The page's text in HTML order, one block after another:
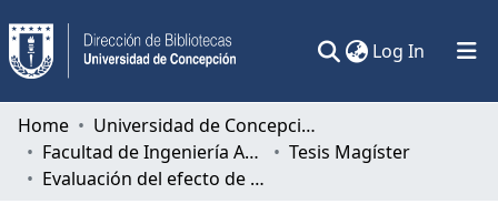
Log In (current)
Communities & Collections
All of DSpace
Home
Universidad de Concepción
Facultad de Ingeniería Agrícola
Tesis Magíster
Evaluación del efecto de la temperatura sobre el rendimiento y la eficiencia de conversión energética en exteriores de tres tecnologías fotovoltaicas durante el periodo estival en la zona centro sur de Chile.